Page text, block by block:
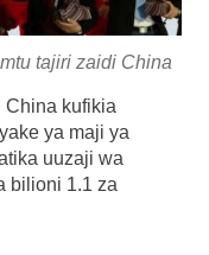
tajiri zaidi China
China kufikia
ya maji ya
uuzaji wa
bilioni 1.1 za